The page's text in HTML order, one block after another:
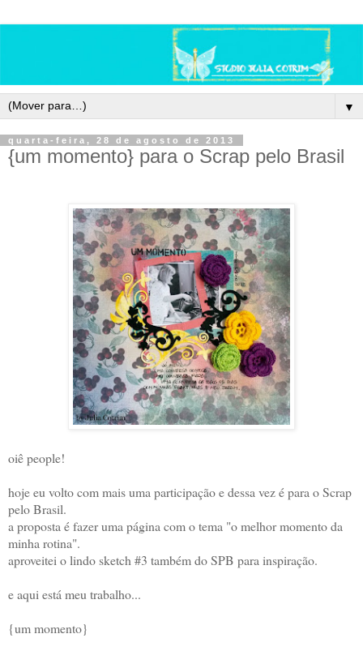
▼
quarta-feira, 28 de agosto de 2013
{um momento} para o Scrap pelo Brasil
oiê people!
hoje eu volto com mais uma participação e dessa vez é para o Scrap
pelo Brasil.
a proposta é fazer uma página com o tema "o melhor momento da
minha rotina".
aproveitei o lindo sketch #3 também do SPB para inspiração.
e aqui está meu trabalho...
{um momento}